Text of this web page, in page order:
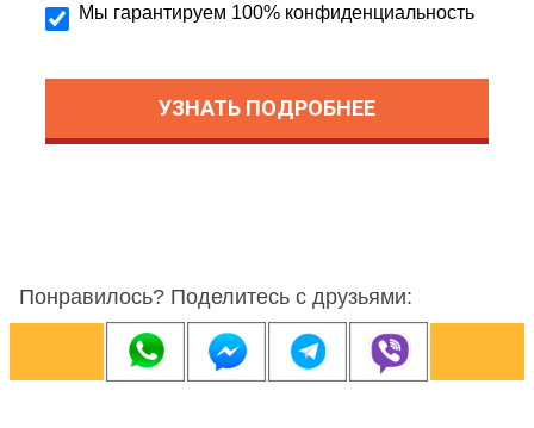
Мы гарантируем 100% конфиденциальность
Понравилось? Поделитесь с друзьями: